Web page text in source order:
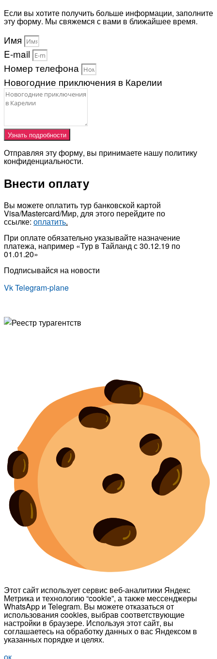
Если вы хотите получить больше информации, заполните
эту форму. Мы свяжемся с вами в ближайшее время.
Имя
E-mail
Номер телефона
Новогодние приключения в Карелии
Узнать подробности
Отправляя эту форму, вы принимаете нашу политику
конфиденциальности.
Внести оплату
Вы можете оплатить тур банковской картой
Visa/Mastercard/Мир, для этого перейдите по
ссылке: оплатить.
При оплате обязательно указывайте назначение
платежа, например «Тур в Тайланд с 30.12.19 по
01.01.20»
Подписывайся на новости
VkTelegram-plane
Этот сайт использует сервис веб-аналитики Яндекс
Метрика и технологию “cookie”, а также мессенджеры
WhatsApp и Telegram. Вы можете отказаться от
использования cookies, выбрав соответствующие
настройки в браузере. Используя этот сайт, вы
соглашаетесь на обработку данных о вас Яндексом в
указанных порядке и целях.
ок